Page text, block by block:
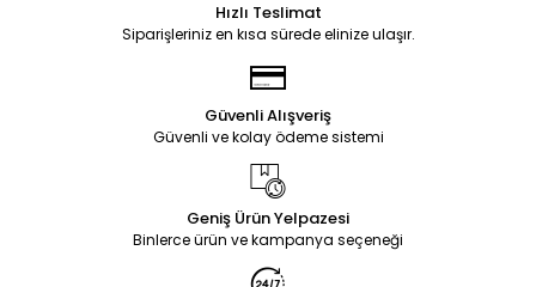
Hızlı Teslimat
Siparişleriniz en kısa sürede elinize ulaşır.
Güvenli Alışveriş
Güvenli ve kolay ödeme sistemi
Geniş Ürün Yelpazesi
Binlerce ürün ve kampanya seçeneği